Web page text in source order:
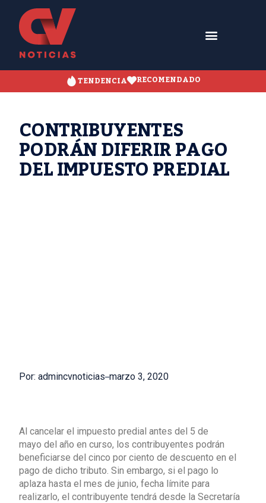
TENDENCIA RECOMENDADO
CONTRIBUYENTES
PODRÁN DIFERIR PAGO
DEL IMPUESTO PREDIAL
Por: admincvnoticias marzo 3, 2020
Al cancelar el impuesto predial antes del 5 de
mayo del año en curso, los contribuyentes podrán
beneficiarse del cinco por ciento de descuento en el
pago de dicho tributo. Sin embargo, si el pago lo
aplaza hasta el mes de junio, fecha límite para
realizarlo, el contribuyente tendrá desde la Secretaría